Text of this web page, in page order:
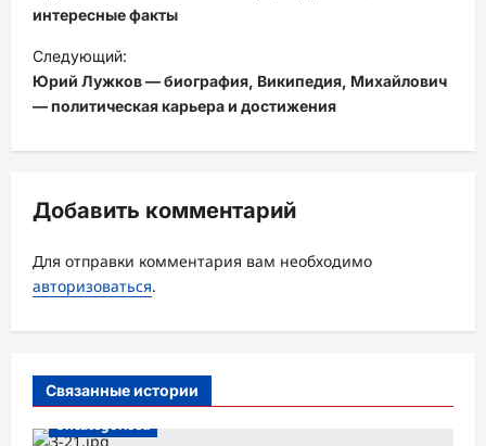
в
и
г
ц
я
з
а
и
интересные факты
Следующий:
Юрий Лужков — биография, Википедия, Михайлович
— политическая карьера и достижения
Добавить комментарий
Для отправки комментария вам необходимо
авторизоваться.
Связанные истории
Uncategorised